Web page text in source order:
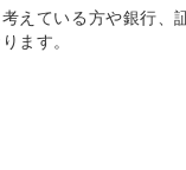
えている方や銀行、
ます。